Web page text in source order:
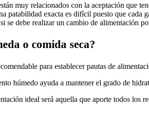
muy relacionados con la aceptación que
patabilidad exacta es difícil puesto que
se debe realizar un cambio de alimentación
o comida seca?
para establecer pautas de
húmedo ayuda a mantener el grado de
ideal será aquella que aporte todos los